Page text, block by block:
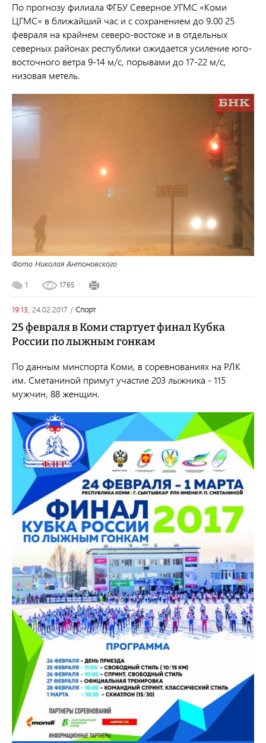
По прогнозу филиала ФГБУ Северное УГМС «Коми
ЦГМС» в ближайший час и с сохранением до 9.00 25
февраля на крайнем северо-востоке и в отдельных
северных районах республики ожидается усиление юго-
восточного ветра 9-14 м/с, порывами до 17-22 м/с,
низовая метель.
Фото Николая Антоновского
1 1765
19:13, 24.02.2017 / спорт
25 февраля в Коми стартует финал Кубка
России по лыжным гонкам
По данным минспорта Коми, в соревнованиях на РЛК
им. Сметаниной примут участие 203 лыжника - 115
мужчин, 88 женщин.